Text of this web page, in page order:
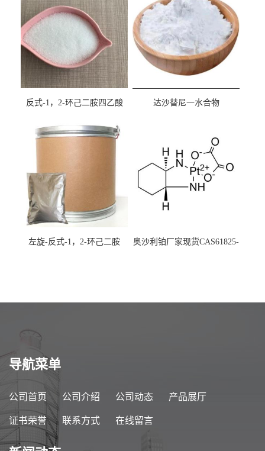
反式-1，2-环己二胺四乙酸
达沙替尼一水合物
左旋-反式-1，2-环己二胺
奥沙利铂厂家现货CAS61825-
导航菜单
公司首页 公司介绍 公司动态 产品展厅
证书荣誉 联系方式 在线留言